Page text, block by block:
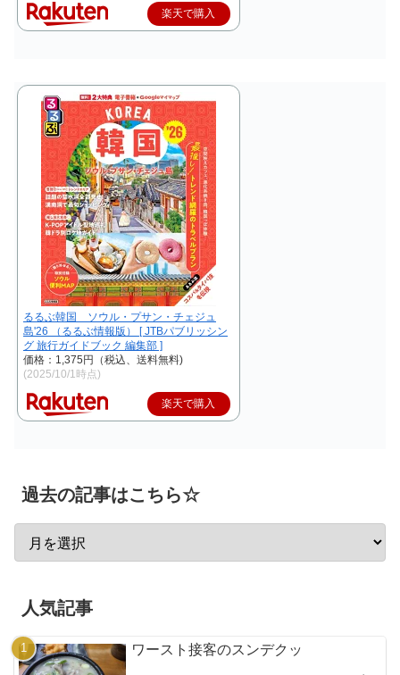
楽天で購入
るるぶ韓国 ソウル・プサン・チェジュ
島'26 （るるぶ情報版） [ JTBパブリッシン
グ 旅行ガイドブック 編集部 ]
価格：1,375円（税込、送料無料)
(2025/10/1時点)
楽天で購入
過去の記事はこちら☆
人気記事
ワースト接客のスンデクッ